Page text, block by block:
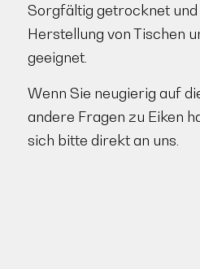
Sorgfältig getrocknet
Herstellung von Tischen
geeignet.
Wenn Sie neugierig auf
andere Fragen zu Eiken
sich bitte direkt an uns.